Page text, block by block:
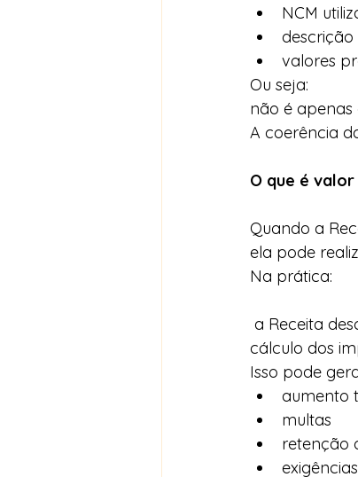
NCM
valores
Ou seja:
não é
A coerência
O que é
Quando a
ela pode
Na prática:
cálculo dos
Isso pode
aumento
multas
retenção